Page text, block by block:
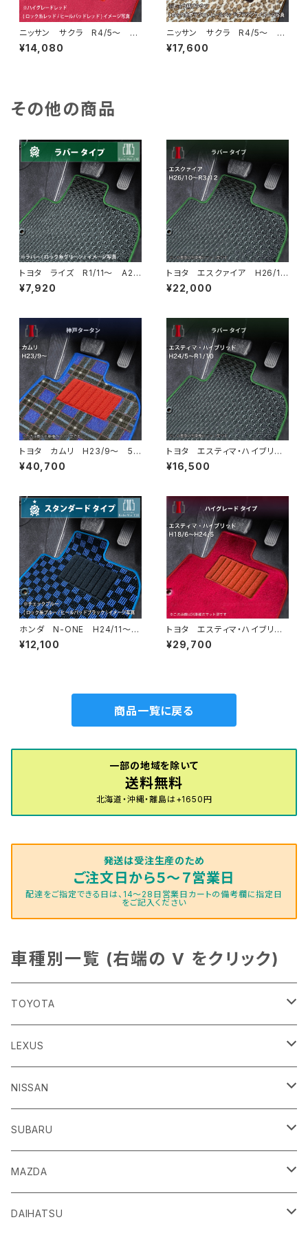
ニッサン サクラ R4/5〜 B
6AW フロアマット一式 カー
マット ハイグレードタイプ
¥14,080
ニッサン サクラ R4/5〜 B
6AW フロアマット一式 カー
マット スペシャルタイプ
¥17,600
その他の商品
トヨタ ライズ R1/11〜 A20
0系 フロアマット一式 カーマ
ット 防水 ラバータイプ
¥7,920
トヨタ エスクァイア H26/1
0〜R3/12 80系 フロアマッ
ト一式 カーマット 防水 ラバ
¥22,000
トヨタ カムリ H23/9〜 5
0/70系 フロアマット一式 カ
ーマット 神戸タータン 特別
¥40,700
トヨタ エスティマ・ハイブリッ
ド H24/5〜R1/10（後期） 20
系 フロアマット一式 カーマッ
¥16,500
ホンダ N-ONE H24/11〜R
2/3 JG1・JG2 フロアマット
一式 カーマット スタンダード
¥12,100
トヨタ エスティマ・ハイブリッ
ド H18/6〜H24/5（前期） 2
0系 フロアマット一式 カーマ
¥29,700
商品一覧に戻る
一部の地域を除いて
送料無料
北海道・沖縄・離島は+1650円
発送は受注生産のため
ご注文日から５～７営業日
配達をご指定できる日は、14～28日営業日カートの備考欄に指定日
をご記入ください
車種別一覧 (右端の V をクリック)
TOYOTA
86
H24/4～R3/8 ZN6
GR86
R3/10～ ZN8
ｂＢ
H17/12～H28/8 20系
ｂZ４X
R4/5~ XEAM10/11/15・YEAM15
Ｃ-ＨＲ
LEXUS
ＣＴ
H23/1～R4/11
ＥＳ
H30/10～
ＧＳ
H24/1～R2/7
ＨＳ
NISSAN
ＡＤ
H18/12～ Y12
ＧＴ－Ｒ
H19/12～ R35
ＮＴ１００クリッパートラック
SUBARU
ＢＲＺ
H24/3～R3/8 ZC6
ＷＲＸ Ｓ４/ＳＴＩ
MAZDA
ＣＸ－３
DAIHATSU